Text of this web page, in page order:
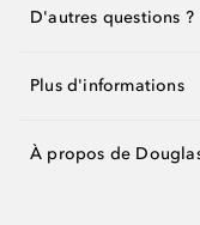
D'autres questions ?
Plus d'informations
À propos de